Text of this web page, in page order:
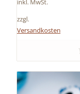
inkl. MwSt.
zzgl.
Versandkosten